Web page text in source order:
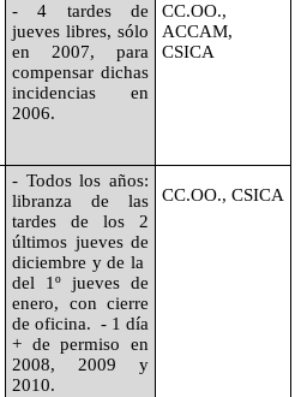
- 4 tardes de
jueves libres, sólo
en 2007, para
compensar dichas
incidencias en
2006.
CC.OO.,
ACCAM,
CSICA
- Todos los años:
libranza de las
tardes de los 2
últimos jueves de
diciembre y de la
del 1º jueves de
enero, con cierre
de oficina. - 1 día
+ de permiso en
2008, 2009 y
2010.
CC.OO., CSICA